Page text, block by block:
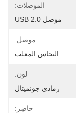
الموصلات:
موصل USB 2.0
موصل:
النحاس المعلب
لون:
رمادي جونميتال
حاضِر: